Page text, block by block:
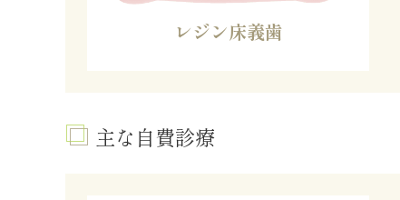
レジン床義歯
主な自費診療